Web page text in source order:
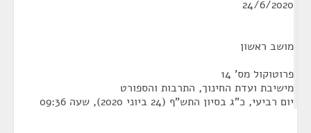
24/6/2020
מושב ראשון
פרוטוקול מס' 14
מישיבת ועדת החינוך, התרבות והספורט
יום רביעי, כ"ג בסיון התש"ף (24 ביוני 2020), שעה 09:36